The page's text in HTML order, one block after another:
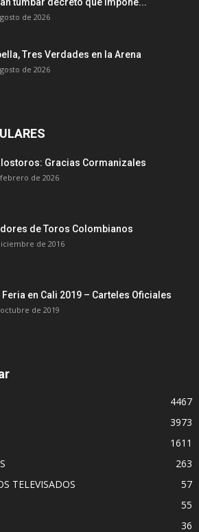
de 2026
Tres Verdades en la Arena
de 2026
Gracias Cormanizales
de 2026
de Toros Colombianos
de 2016
Feria en Cali 2019 – Carteles Oficiales
de 2019
4467
3973
1611
263
TELEVISADOS
57
55
36